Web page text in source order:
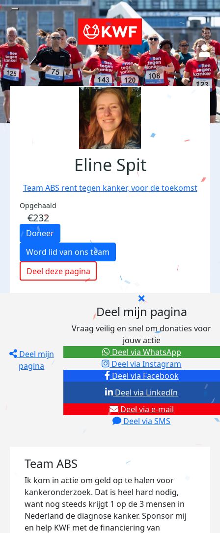
Eline Spit
Team ABS rent tegen kanker, voor de toekomst
Opgehaald
€232
Doneer
Word lid van ons team
Deel deze pagina
Deel mijn
pagina
Deel mijn pagina
Vraag veilig en snel om donaties voor
jouw actie
Deel via Facebook
Deel via Instagram
Deel via e-mail
Deel via SMS
Deel via LinkedIn
Deel via WhatsApp
Team ABS
Ik kom in actie om geld op te halen voor
kankeronderzoek. Dat is heel hard nodig,
want nog steeds krijgt 1 op de 3 mensen in
Nederland de diagnose kanker. Sponsor mij
en help KWF met de financiering van